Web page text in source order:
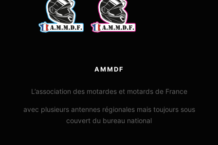
AMMDF
L’association des motardes et motards de France
avec plusieurs antennes régionales mais toujours sous
couvert du bureau national